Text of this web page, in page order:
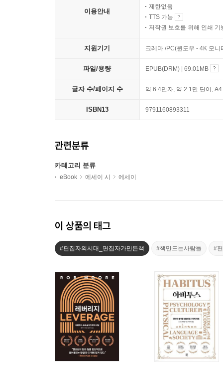
이용안내
제한없음
TTS 가능
저작권 보호를 위해 인쇄 기
지원기기 크레마 /PC(윈도우 - 4K 모
파일/용량 EPUB(DRM) | 69.01MB
글자 수/페이지 수 약 6.4만자, 약 2.1만 단어,
ISBN13 9791160893311
관련분류
카테고리 분류
eBook 에세이 시 에세이
이 상품의 태그
#편집자의시대_편집자가만든책 #책만드는사람들 #